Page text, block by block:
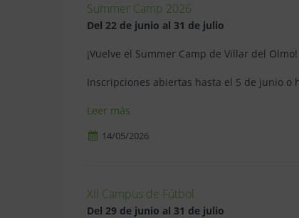
Summer Camp 2026
Del 22 de junio al 31 de julio
¡Vuelve el Summer Camp de Villar del
Inscripciones abiertas hasta el 5 de junio o
Leer más
14/05/2026
XII Campus de Fútbol
Del 29 de junio al 31 de julio